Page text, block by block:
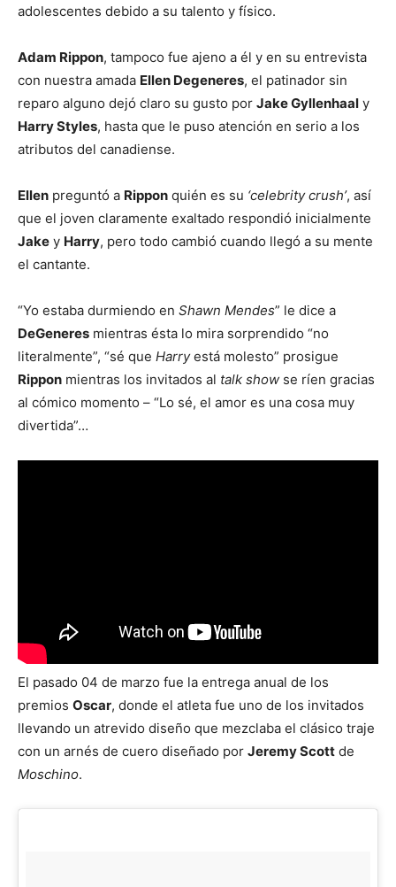
adolescentes debido a su talento y físico.
Adam Rippon, tampoco fue ajeno a él y en su entrevista
con nuestra amada Ellen Degeneres, el patinador sin
reparo alguno dejó claro su gusto por Jake Gyllenhaal y
Harry Styles, hasta que le puso atención en serio a los
atributos del canadiense.
Ellen preguntó a Rippon quién es su ‘celebrity crush’, así
que el joven claramente exaltado respondió inicialmente
Jake y Harry, pero todo cambió cuando llegó a su mente
el cantante.
“Yo estaba durmiendo en Shawn Mendes” le dice a
DeGeneres mientras ésta lo mira sorprendido “no
literalmente”, “sé que Harryestá molesto” prosigue
Rippon mientras los invitados al talk show se ríen gracias
al cómico momento – “Lo sé, el amor es una cosa muy
divertida”…
El pasado 04 de marzo fue la entrega anual de los
premios Oscar, donde el atleta fue uno de los invitados
llevando un atrevido diseño que mezclaba el clásico traje
con un arnés de cuero diseñado por Jeremy Scott de
Moschino.